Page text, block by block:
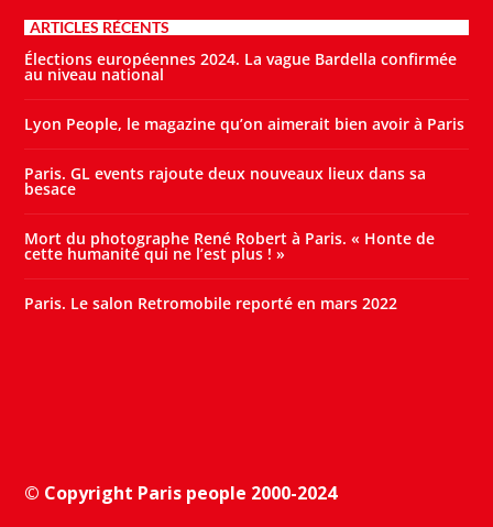
ARTICLES RÉCENTS
Élections européennes 2024. La vague Bardella confirmée
au niveau national
Lyon People, le magazine qu’on aimerait bien avoir à Paris
Paris. GL events rajoute deux nouveaux lieux dans sa
besace
Mort du photographe René Robert à Paris. « Honte de
cette humanité qui ne l’est plus ! »
Paris. Le salon Retromobile reporté en mars 2022
© Copyright Paris people 2000-2024